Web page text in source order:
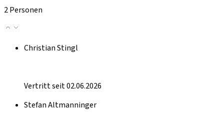
2 Personen
Christian Stingl
Vertritt seit 02.06.2026
Stefan Altmanninger